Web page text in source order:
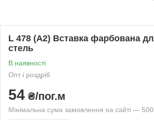
L 478 (А2) Вставка фарбована
стель
В наявності
Опт і роздріб
54 ₴/пог.м
Мінімальна сума замовлення на сайті —